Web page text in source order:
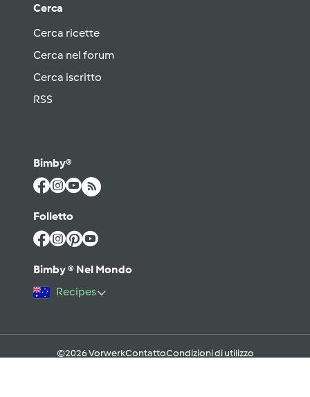
Cerca
Cerca ricette
Cerca nel forum
Cerca iscritto
RSS
Bimby®
Folletto
Bimby ® Nel Mondo
Recipes
©2026 VorwerkContattoCondizioni di utilizzo